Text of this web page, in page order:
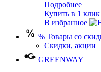
Подробнее
Купить в 1 клик
В избранное
% Товары со
Скидки, акции
GREENWAY